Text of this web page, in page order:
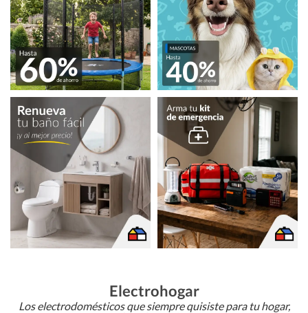
Electrohogar
Los electrodomésticos que siempre quisiste para tu hogar,